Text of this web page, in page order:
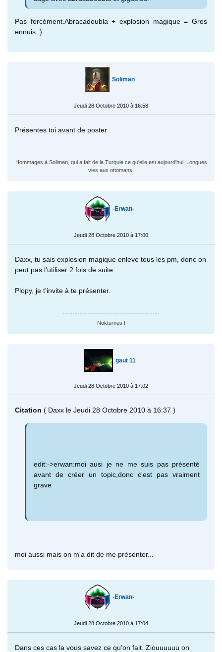
Pas forcément.Abracadoubla + explosion magique = Gros
ennuis :)
Soliman
Jeudi 28 Octobre 2010 à 16:58
Présentes toi avant de poster
Hommages à Soliman, qui a fait de la Turquie ce qu'elle est aujourd'hui. Longues
vies aux ottomans.
-Erwan-
Jeudi 28 Octobre 2010 à 17:00
Daxx, tu sais explosion magique enleve tous les pm, donc on
peut pas l'utiliser 2 fois de suite.
Plopy, je t'invite à te présenter.
Nokturnus !
gaut 11
Jeudi 28 Octobre 2010 à 17:02
Citation ( Daxx le Jeudi 28 Octobre 2010 à 16:37 )
edit:->erwan:moi ausi je ne me suis pas présenté
avant de créer un topic,donc c'est pas vraiment
grave
moi aussi mais on m'a dit de me présenter...
-Erwan-
Jeudi 28 Octobre 2010 à 17:04
Dans ces cas la vous savez ce qu'on fait. Ziouuuuuu on